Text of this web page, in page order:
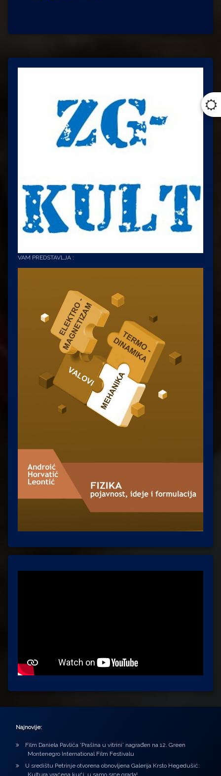
VAM PREDSTAVLJA :
Najnovije:
Film Daniela Pavlića ‘Prašina u vitrini’ nagrađen na 12. Green
Montenegro International Film Festivalu
U središtu Petrinje otvorena obnovljena Galerija Krsto Hegedušić:
Kultura vraćena kući, u samo srce grada!